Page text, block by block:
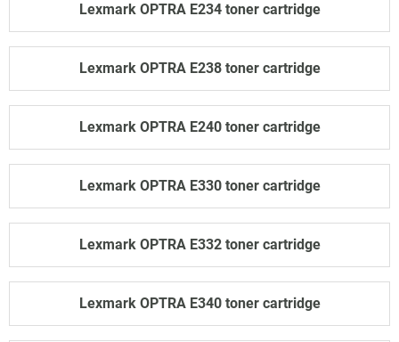
Lexmark OPTRA E234 toner cartridge
Lexmark OPTRA E238 toner cartridge
Lexmark OPTRA E240 toner cartridge
Lexmark OPTRA E330 toner cartridge
Lexmark OPTRA E332 toner cartridge
Lexmark OPTRA E340 toner cartridge